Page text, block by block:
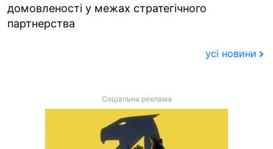
домовленості у межах стратегічного
партнерства
усі новини
Соціальна реклама